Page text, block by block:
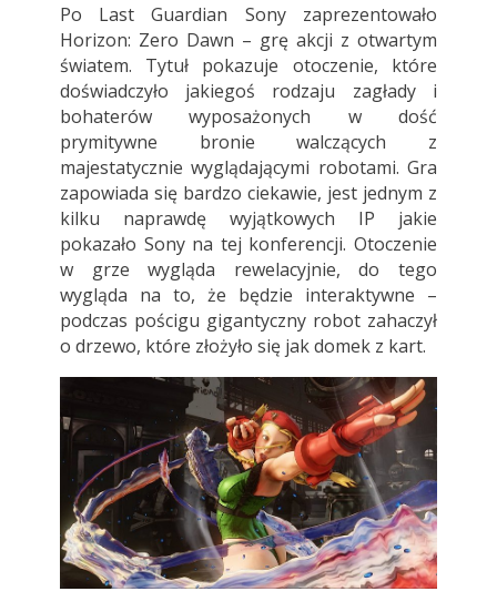
Po Last Guardian Sony zaprezentowało
Horizon: Zero Dawn – grę akcji z otwartym
światem. Tytuł pokazuje otoczenie, które
doświadczyło jakiegoś rodzaju zagłady i
bohaterów wyposażonych w dość
prymitywne bronie walczących z
majestatycznie wyglądającymi robotami. Gra
zapowiada się bardzo ciekawie, jest jednym z
kilku naprawdę wyjątkowych IP jakie
pokazało Sony na tej konferencji. Otoczenie
w grze wygląda rewelacyjnie, do tego
wygląda na to, że będzie interaktywne –
podczas pościgu gigantyczny robot zahaczył
o drzewo, które złożyło się jak domek z kart.